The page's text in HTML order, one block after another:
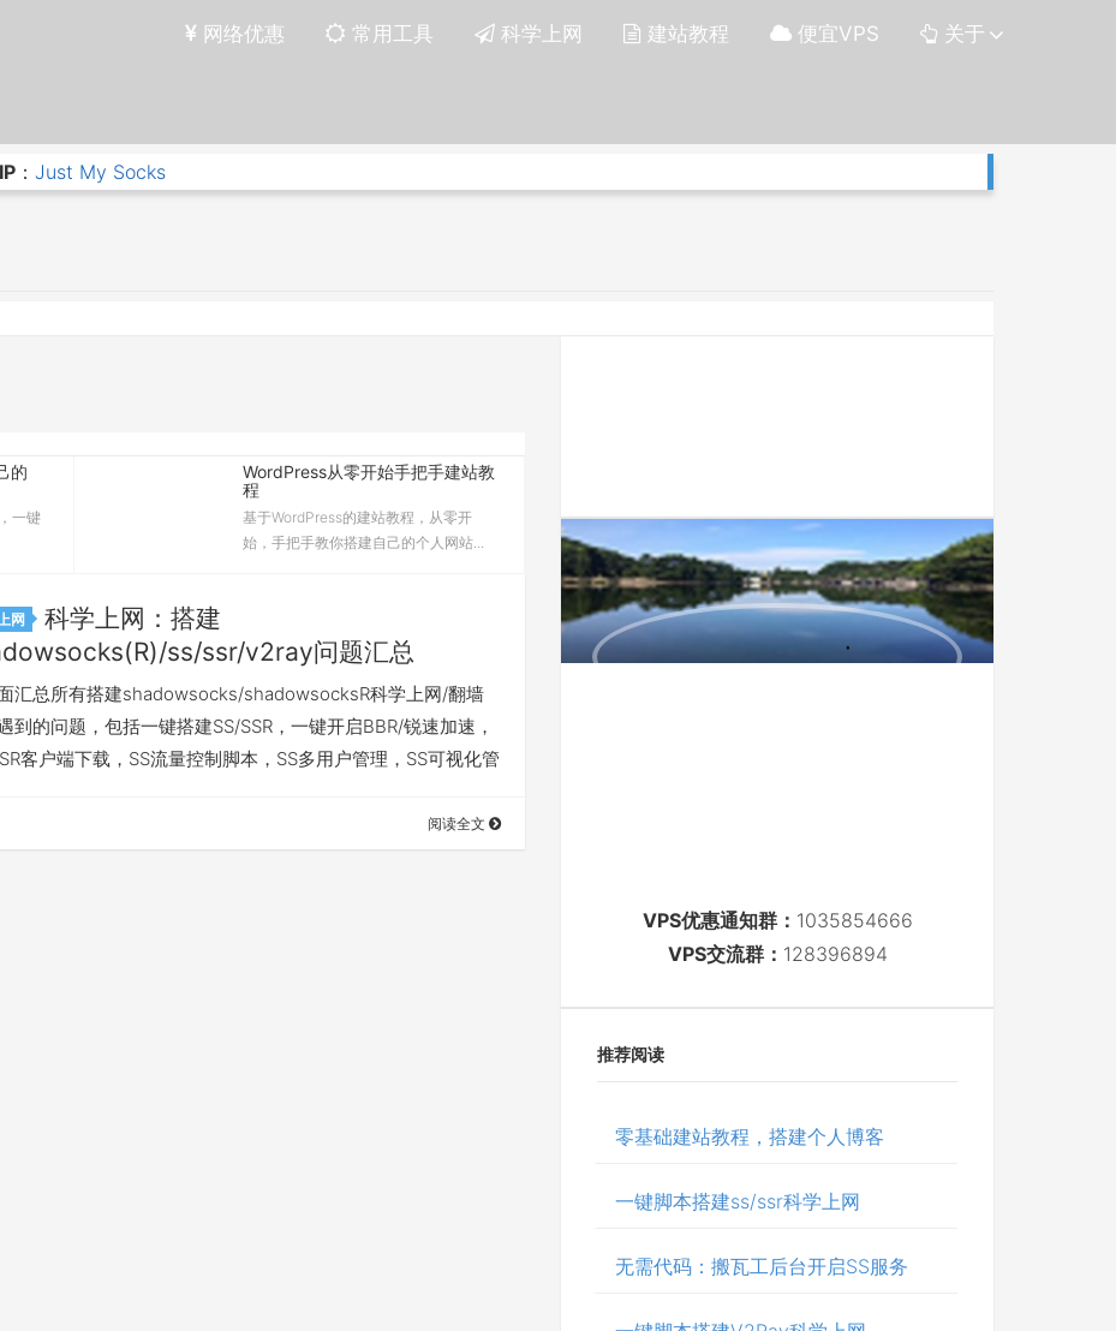
网络优惠 常用工具 科学上网 建站教程 便宜VPS 关于
： Just My Socks
的
一键
WordPress从零开始手把手建站教
程
基于WordPress的建站教程，从零开
始，手把手教你搭建自己的个人网站...
网
科学上网：搭建
ss/ssr/v2ray问题汇总
汇总所有搭建shadowsocks/shadowsocksR科学上网/翻墙
到的问题，包括一键搭建SS/SSR，一键开启BBR/锐速加速，
客户端下载，SS流量控制脚本，SS多用户管理，SS可视化管
阅读全文
VPS优惠通知群： 1035854666
VPS交流群： 128396894
推荐阅读
零基础建站教程，搭建个人博客
一键脚本搭建ss/ssr科学上网
无需代码：搬瓦工后台开启SS服务